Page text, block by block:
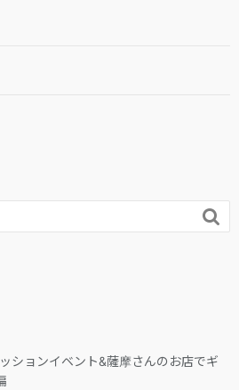

ションイベント&薩摩さんのお店でギ